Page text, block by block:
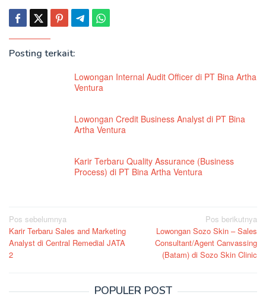
Posting terkait:
Lowongan Internal Audit Officer di PT Bina Artha
Ventura
Lowongan Credit Business Analyst di PT Bina
Artha Ventura
Karir Terbaru Quality Assurance (Business
Process) di PT Bina Artha Ventura
Navigasi
pos
Pos sebelumnya
Karir Terbaru Sales and Marketing
Analyst di Central Remedial JATA
2
Pos berikutnya
Lowongan Sozo Skin – Sales
Consultant/Agent Canvassing
(Batam) di Sozo Skin Clinic
POPULER POST